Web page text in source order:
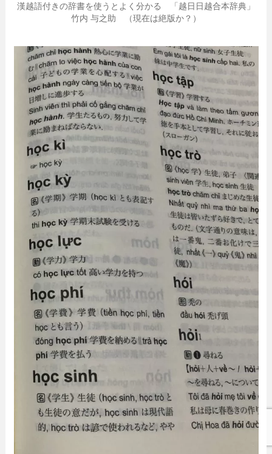
漢越語付きの辞書を使うとよく分かる 「越日日越合本辞典」
竹内 与之助 （現在は絶版か？）